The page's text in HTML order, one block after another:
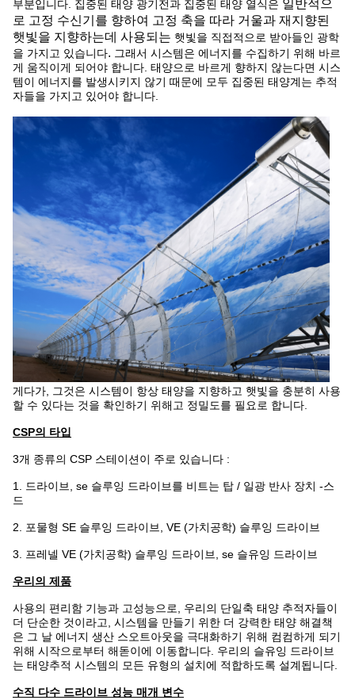
부분입니다. 집중된 태양 광기전과 집중된 태양 열식은 일반적으
로 고정 수신기를 향하여 고정 축을 따라 거울과 재지향된
햇빛을 지향하는데 사용되는 햇빛을 직접적으로 받아들인 광학
을 가지고 있습니다. 그래서 시스템은 에너지를 수집하기 위해 바르
게 움직이게 되어야 합니다. 태양으로 바르게 향하지 않는다면 시스
템이 에너지를 발생시키지 않기 때문에 모두 집중된 태양계는 추적
자들을 가지고 있어야 합니다.
게다가, 그것은 시스템이 항상 태양을 지향하고 햇빛을 충분히 사용
할 수 있다는 것을 확인하기 위해고 정밀도를 필요로 합니다.
CSP의 타입
3개 종류의 CSP 스테이션이 주로 있습니다 :
1. 드라이브, se 슬루잉 드라이브를 비트는 탑 / 일광 반사 장치 -스
드
2. 포물형 SE 슬루잉 드라이브, VE (가치공학) 슬루잉 드라이브
3. 프레넬 VE (가치공학) 슬루잉 드라이브, se 슬유잉 드라이브
우리의 제품
사용의 편리함 기능과 고성능으로, 우리의 단일축 태양 추적자들이
더 단순한 것이라고, 시스템을 만들기 위한 더 강력한 태양 해결책
은 그 날 에너지 생산 스오트아웃을 극대화하기 위해 컴컴하게 되기
위해 시작으로부터 해돋이에 이동합니다. 우리의 슬유잉 드라이브
는 태양추적 시스템의 모든 유형의 설치에 적합하도록 설계됩니다.
수직 다수 드라이브 성능 매개 변수